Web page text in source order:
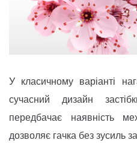
У класичному варіанті
сучасний дизайн
передбачає наявність
дозволяє гачка без зусиль